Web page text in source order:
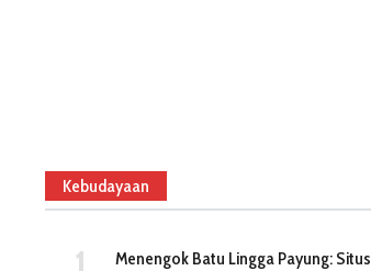
Kebudayaan
Menengok Batu Lingga Payung: Situs